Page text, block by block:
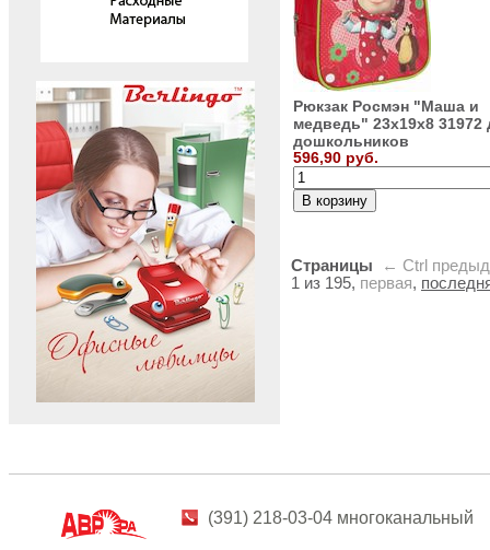
Рюкзак Росмэн "Маша и
медведь" 23х19х8 31972
дошкольников
596,90 руб.
Страницы ← Ctrl
1 из 195, первая,
(391) 218-03-04 многоканальный